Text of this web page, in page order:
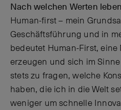
Nach welchen Werten
Human-first – mein
Geschäftsführung und in
bedeutet Human-First,
erzeugen und sich im
stets zu fragen, welche
haben, die ich in die Welt
weniger um schnelle